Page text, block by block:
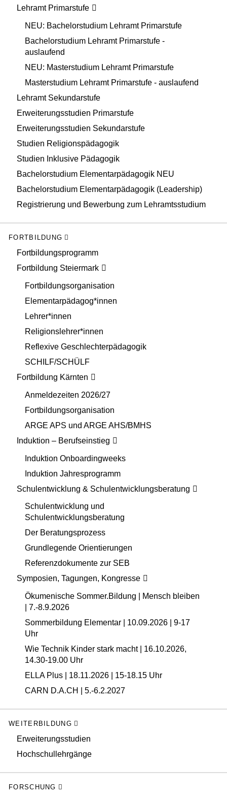
Lehramt Primarstufe
NEU: Bachelorstudium Lehramt Primarstufe
Bachelorstudium Lehramt Primarstufe -
auslaufend
NEU: Masterstudium Lehramt Primarstufe
Masterstudium Lehramt Primarstufe - auslaufend
Lehramt Sekundarstufe
Erweiterungsstudien Primarstufe
Erweiterungsstudien Sekundarstufe
Studien Religionspädagogik
Studien Inklusive Pädagogik
Bachelorstudium Elementarpädagogik NEU
Bachelorstudium Elementarpädagogik (Leadership)
Registrierung und Bewerbung zum Lehramtsstudium
FORTBILDUNG
Fortbildungsprogramm
Fortbildung Steiermark
Fortbildungsorganisation
Elementarpädagog*innen
Lehrer*innen
Religionslehrer*innen
Reflexive Geschlechterpädagogik
SCHILF/SCHÜLF
Fortbildung Kärnten
Anmeldezeiten 2026/27
Fortbildungsorganisation
ARGE APS und ARGE AHS/BMHS
Induktion – Berufseinstieg
Induktion Onboardingweeks
Induktion Jahresprogramm
Schulentwicklung & Schulentwicklungsberatung
Schulentwicklung und
Schulentwicklungsberatung
Der Beratungsprozess
Grundlegende Orientierungen
Referenzdokumente zur SEB
Symposien, Tagungen, Kongresse
Ökumenische Sommer.Bildung | Mensch bleiben
| 7.-8.9.2026
Sommerbildung Elementar | 10.09.2026 | 9-17
Uhr
Wie Technik Kinder stark macht | 16.10.2026,
14.30-19.00 Uhr
ELLA Plus | 18.11.2026 | 15-18.15 Uhr
CARN D.A.CH | 5.-6.2.2027
WEITERBILDUNG
Erweiterungsstudien
Hochschullehrgänge
FORSCHUNG